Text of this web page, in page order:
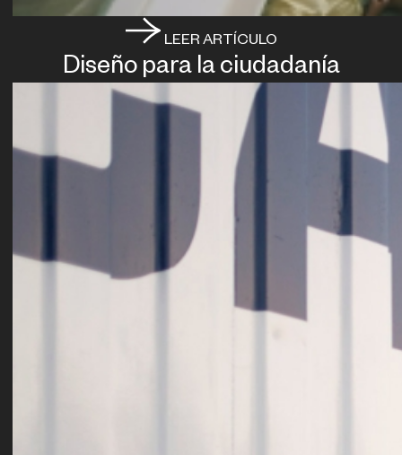
LEER ARTÍCULO
Diseño para la ciudadanía